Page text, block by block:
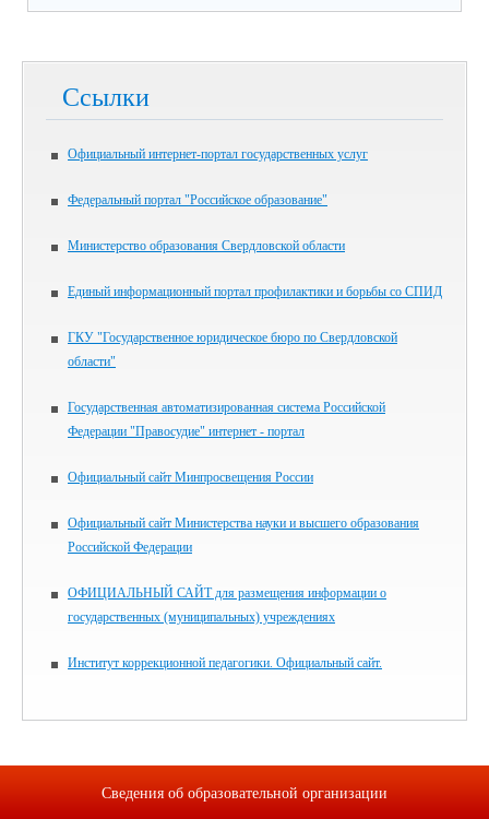
Ссылки
Официальный интернет-портал государственных услуг
Федеральный портал "Российское образование"
Министерство образования Свердловской области
Единый информационный портал профилактики и борьбы со СПИД
ГКУ "Государственное юридическое бюро по Свердловской
области"
Государственная автоматизированная система Российской
Федерации "Правосудие" интернет - портал
Официальный сайт Минпросвещения России
Официальный сайт Министерства науки и высшего образования
Российской Федерации
ОФИЦИАЛЬНЫЙ САЙТ для размещения информации о
государственных (муниципальных) учреждениях
Институт коррекционной педагогики. Официальный сайт.
Сведения об образовательной организации